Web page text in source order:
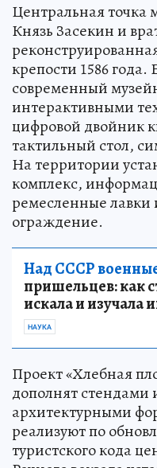
Центральная
Князь Засекин и
крепости 1586 года.
современный
интерактивными
цифровой двойник
тактильный стол,
На территории
комплекс,
ремесленные лавки
ограждение.
Над СССР
пришельцев: как
искала и изучала
НАУКА
Проект «Хлебная
дополнят
архитектурными
реализуют по
туристского кода